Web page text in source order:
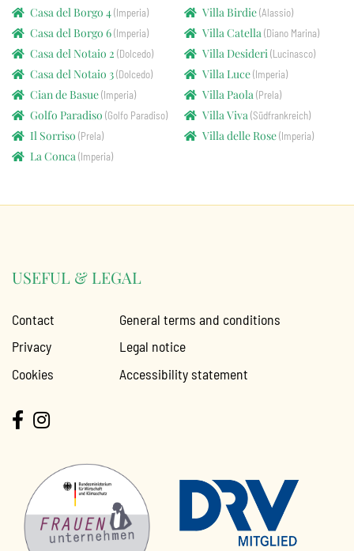
Casa del Borgo 4(Imperia)
Casa del Borgo 6(Imperia)
Casa del Notaio 2 (Dolcedo)
Casa del Notaio 3(Dolcedo)
Cian de Basue(Imperia)
Golfo Paradiso (Golfo Paradiso)
Il Sorriso (Prela)
La Conca (Imperia)
Villa Birdie(Alassio)
Villa Catella (Diano Marina)
Villa Desideri (Lucinasco)
Villa Luce(Imperia)
Villa Paola (Prela)
Villa Viva (Südfrankreich)
Villa delle Rose(Imperia)
USEFUL & LEGAL
Contact
Privacy
Cookies
General terms and conditions
Legal notice
Accessibility statement